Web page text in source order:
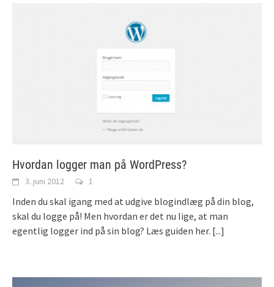
Hvordan logger man på WordPress?
3. juni 2012 1
Inden du skal igang med at udgive blogindlæg på din blog,
skal du logge på! Men hvordan er det nu lige, at man
egentlig logger ind på sin blog? Læs guiden her. [...]